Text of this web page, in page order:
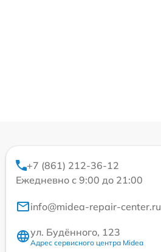
+7 (861) 212-36-12
Ежедневно с 9:00 до 21:00
info@midea-repair-center.ru
ул. Будённого, 123
Адрес сервисного центра Midea